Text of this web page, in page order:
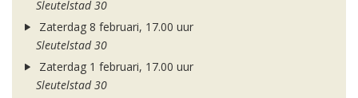
Sleutelstad 30
Zaterdag 8 februari, 17.00 uur
Sleutelstad 30
Zaterdag 1 februari, 17.00 uur
Sleutelstad 30